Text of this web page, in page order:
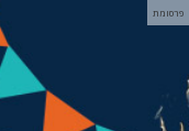
פרסומת